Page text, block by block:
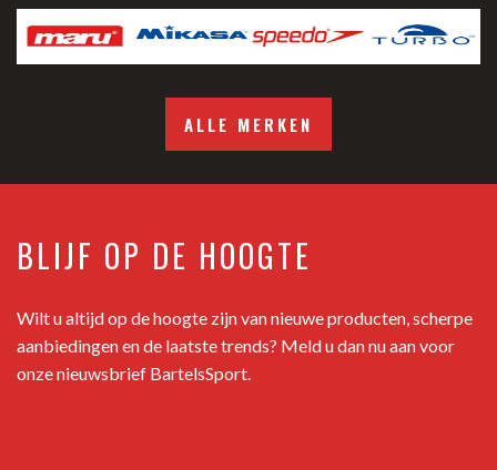
ALLE MERKEN
BLIJF OP DE HOOGTE
Wilt u altijd op de hoogte zijn van nieuwe producten, scherpe
aanbiedingen en de laatste trends? Meld u dan nu aan voor
onze nieuwsbrief BartelsSport.